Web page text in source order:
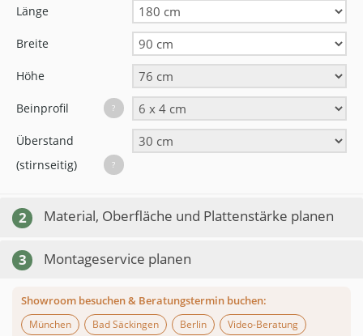
Länge
Breite
Höhe
Beinprofil ?
Überstand
(stirnseitig)
?
2 Material, Oberfläche und Plattenstärke planen
3 Montageservice planen
Showroom besuchen & Beratungstermin buchen:
München
Bad Säckingen Berlin
Video-Beratung